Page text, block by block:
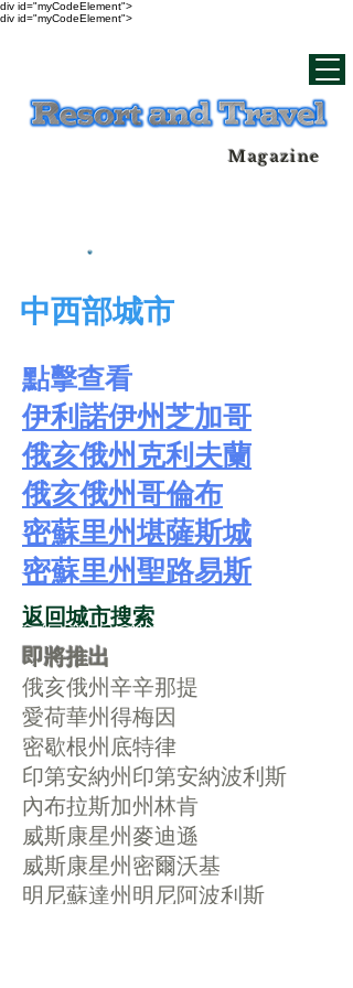
div id="myCodeElement">
div id="myCodeElement">
Magazine
中西部城市
點擊查看
伊利諾伊州芝加哥
俄亥俄州克利夫蘭
俄亥俄州哥倫布
密蘇里州堪薩斯城
密蘇里州聖路易斯
返回城市搜索
即將推出
俄亥俄州辛辛那提
愛荷華州得梅因
密歇根州底特律
印第安納州印第安納波利斯
內布拉斯加州林肯
威斯康星州麥迪遜
威斯康星州密爾沃基
明尼蘇達州明尼阿波利斯